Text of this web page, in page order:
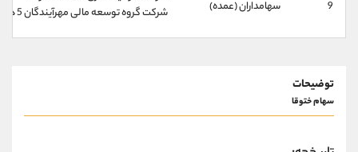
9 سهامداران (عمده)
شركت گروه توسعه مالی مهرآيندگان 5 درصد
توضیحات
سهام ختوقا